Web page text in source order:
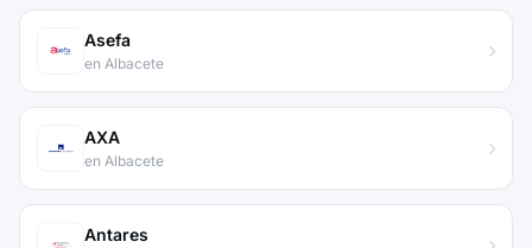
Asefa
en Albacete
AXA
en Albacete
Antares